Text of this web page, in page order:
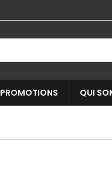
PROMOTIONS QUI